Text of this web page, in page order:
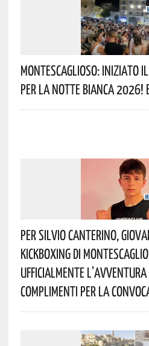
Montescaglioso: Iniziato
Per La Notte Bianca 2026!
Per Silvio Canterino,
Kickboxing Di
Ufficialmente
Complimenti Per La